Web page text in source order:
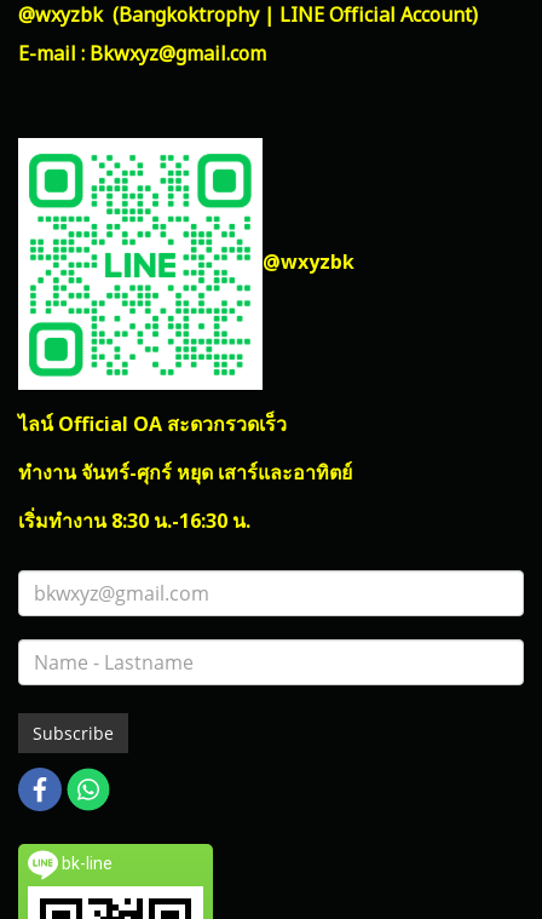
@wxyzbk (Bangkoktrophy | LINE Official Account)
E-mail : Bkwxyz@gmail.com
@wxyzbk
ไลน์ Official OA สะดวกรวดเร็ว
ทำงาน จันทร์-ศุกร์ หยุด เสาร์และอาทิตย์
เริ่มทำงาน 8:30 น.-16:30 น.
Subscribe
bk-line